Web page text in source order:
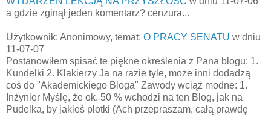
a gdzie zginął jeden komentarz? cenzura...
Użytkownik: Anonimowy, temat: O PRACY SENATU w dniu
11-07-07
Postanowiłem spisać te piękne określenia z Pana blogu: 1.
Kundelki 2. Klakierzy Ja na razie tyle, może inni dodadzą
coś do "Akademickiego Bloga" Zawody wciąż modne: 1.
Inżynier Myślę, że ok. 50 % wchodzi na ten Blog, jak na
Pudelka, by jakieś plotki (Ach przepraszam, całą prawdę